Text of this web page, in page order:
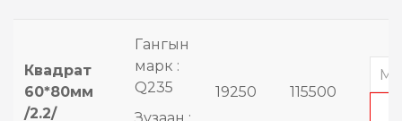
Квадрат
60*80мм
/2.2/
Гангын
марк :
Q235
19250 115500